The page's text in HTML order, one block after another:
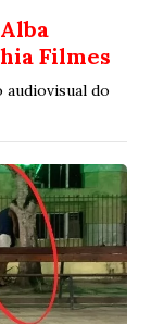
Filmes
audiovisual do